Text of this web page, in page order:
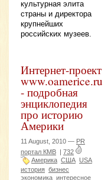
культурная элита
страны и директора
крупнейших
российских музеев.
Интернет-проект
www.oamerice.ru
- подробная
энциклопедия
про историю
Америки
11 August, 2010 — PR
портал КМВ
732
Америка США USA
история бизнес
экономика интересное